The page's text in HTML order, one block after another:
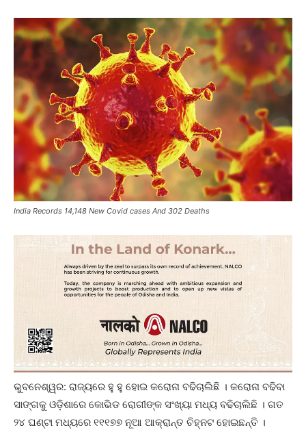
India Records 14,148 New Covid cases And 302 Deaths
ଭୁବନେଶ୍ୱର: ରାଜ୍ୟରେ ହୁ ହୁ ହୋଇ କରୋନା ବଢିଚାଲିଛି । କରୋନା ବଢିବା
ସାଙ୍ଗକୁ ଓଡ଼ିଶାରେ କୋଭିଡ ରୋଗୀଙ୍କ ସଂଖ୍ୟା ମଧ୍ୟ ବଢିଚାଲିଛି । ଗତ
୨୪ ଘଣ୍ଟା ମଧ୍ୟରେ ୧୧୧୭୭ ନୂଆ ଆକ୍ରାନ୍ତ ଚିହ୍ନଟ ହୋଇଛନ୍ତି ।